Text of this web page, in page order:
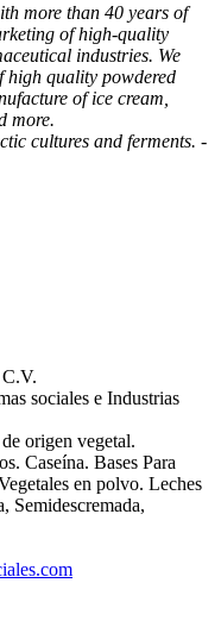
more than 40 years of
of high-quality
industries. We
high quality powdered
of ice cream,
more.
cultures and ferments. -
sociales e Industrias
origen vegetal.
Caseína. Bases Para
en polvo. Leches
Semidescremada,